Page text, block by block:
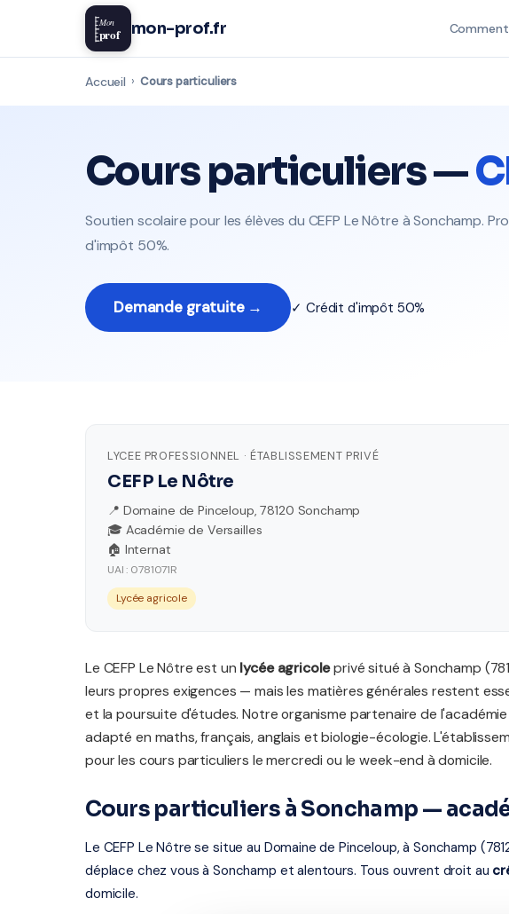
Mon
prof mon-prof.fr
Accueil › Cours particuliers
Cours particuliers —
Soutien scolaire pour les élèves du CEFP Le Nôtre à Sonchamp.
d'impôt 50%.
Demande gratuite → ✓ Crédit d'impôt 50%
LYCEE PROFESSIONNEL · ÉTABLISSEMENT PRIVÉ
CEFP Le Nôtre
📍 Domaine de Pinceloup, 78120 Sonchamp
🎓 Académie de Versailles
🏠 Internat
UAI : 0781071R
Lycée agricole
Le CEFP Le Nôtre est un lycée agricoleprivé situé à Sonchamp
leurs propres exigences — mais les matières générales restent
et la poursuite d'études. Notre organisme partenaire de
adapté en maths, français, anglais et biologie-écologie.
pour les cours particuliers le mercredi ou le week-end à domicile.
Cours particuliers à Sonchamp —
Le CEFP Le Nôtre se situe au Domaine de Pinceloup, à Sonchamp
déplace chez vous à Sonchamp et alentours. Tous ouvrent droit au
domicile.